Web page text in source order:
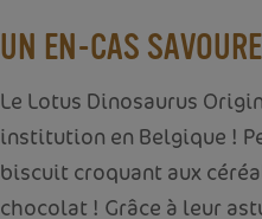
UN EN-CAS
Le Lotus Dinosaurus
institution en Belgique !
biscuit croquant aux
chocolat ! Grâce à leur